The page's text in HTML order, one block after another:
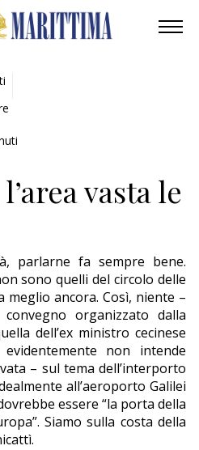
vasta le
parlarne fa sempre bene.
sono quelli del circolo delle
meglio ancora. Così, niente –
organizzato dalla
dell’ex ministro cecinese
non intende
– sul tema dell’interporto
all’aeroporto Galilei
essere “la porta della
Siamo sulla costa della